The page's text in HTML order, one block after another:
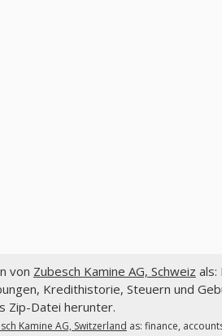
von Zubesch Kamine AG, Schweiz als:
Kredithistorie, Steuern und
Zip-Datei herunter.
Kamine AG, Switzerland as: finance,